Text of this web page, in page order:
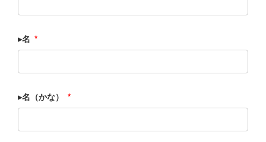
▸名 *
▸名（かな） *